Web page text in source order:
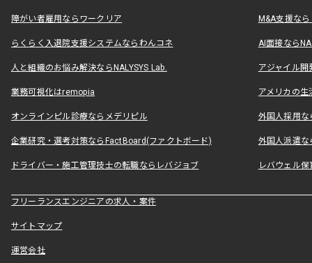
障がい者雇用ならワークリア M&A支援な
らくらく入退院支援システムならわんコネ AI面接なら
人と組織のお悩み解決ならNALYSYS Lab. アジャイル
業務可視化はremopia アメリカの
オンラインピル診療ならメデリピル 外国人採用
企業研究・選考対策ならFactBoard(ファクトボード) 外国人派遣な
ドライバー・施工管理技士の転職ならレバジョブ レバウェル
フリーランスエンジニアの求人・案件
サイトマップ
運営会社